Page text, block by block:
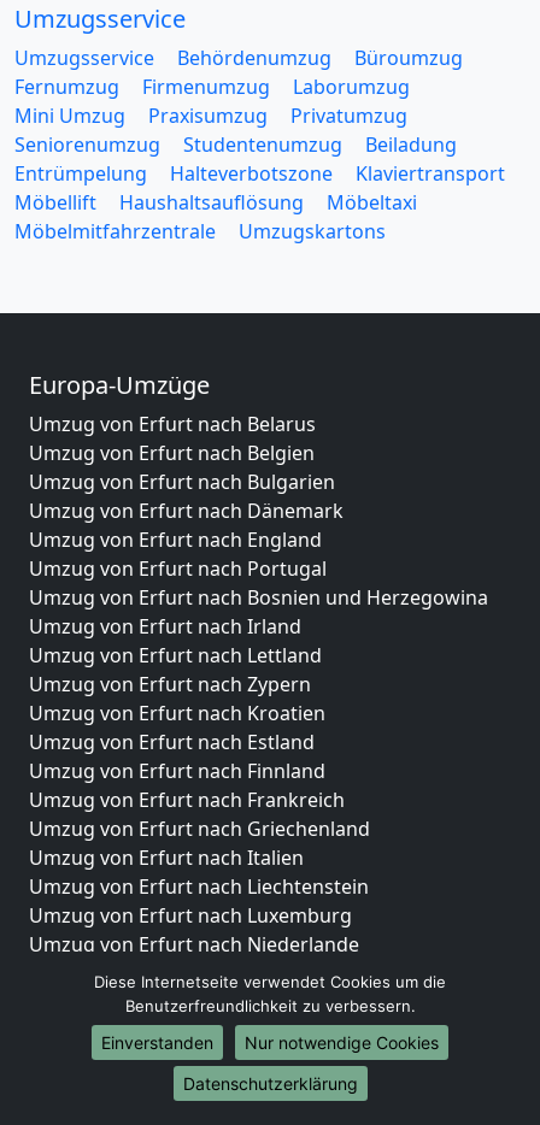
Umzugsservice
Umzugsservice Behördenumzug
Büroumzug
Fernumzug
Firmenumzug
Laborumzug
Mini Umzug
Praxisumzug
Privatumzug
Seniorenumzug
Studentenumzug
Beiladung
Entrümpelung
Halteverbotszone
Klaviertransport
Möbellift
Haushaltsauflösung
Möbeltaxi
Möbelmitfahrzentrale
Umzugskartons
Europa-Umzüge
Umzug von Erfurt nach Belarus
Umzug von Erfurt nach Belgien
Umzug von Erfurt nach Bulgarien
Umzug von Erfurt nach Dänemark
Umzug von Erfurt nach England
Umzug von Erfurt nach Portugal
Umzug von Erfurt nach Bosnien und Herzegowina
Umzug von Erfurt nach Irland
Umzug von Erfurt nach Lettland
Umzug von Erfurt nach Zypern
Umzug von Erfurt nach Kroatien
Umzug von Erfurt nach Estland
Umzug von Erfurt nach Finnland
Umzug von Erfurt nach Frankreich
Umzug von Erfurt nach Griechenland
Umzug von Erfurt nach Italien
Umzug von Erfurt nach Liechtenstein
Umzug von Erfurt nach Luxemburg
Umzug von Erfurt nach Niederlande
Umzug von Erfurt nach Norwegen
Umzüge-Deutschlandweit
Umzug von Erfurt nach Berlin
Umzug von Erfurt nach Hamburg
Diese Internetseite verwendet Cookies um die
Benutzerfreundlichkeit zu verbessern.
Einverstanden
Nur notwendige Cookies
Datenschutzerklärung